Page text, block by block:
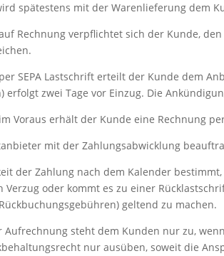
spätestens mit der Warenlieferung dem
Rechnung verpflichtet sich der Kunde,
SEPA Lastschrift erteilt der Kunde dem
erfolgt zwei Tage vor Einzug. Die
Voraus erhält der Kunde eine Rechnung
mit der Zahlungsabwicklung
der Zahlung nach dem Kalender
Verzug oder kommt es zu einer
geltend zu machen.
Aufrechnung steht dem Kunden nur zu,
nur ausüben, soweit die